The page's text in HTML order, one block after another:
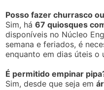
Post
navigation
Parque Ecológico do
Deixe um comentário
O seu endereço de e-mail
Comentário*